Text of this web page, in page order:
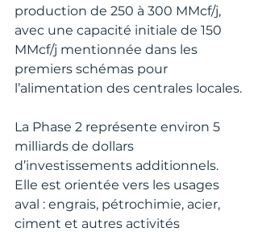
production de 250 à 300 MMcf/j,
avec une capacité initiale de 150
MMcf/j mentionnée dans les
premiers schémas pour
l’alimentation des centrales locales.
La Phase 2 représente environ 5
milliards de dollars
d’investissements additionnels.
Elle est orientée vers les usages
aval : engrais, pétrochimie, acier,
ciment et autres activités